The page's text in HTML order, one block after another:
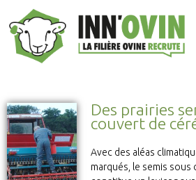
Des prairies
couvert de
Avec des aléas
marqués, le semis